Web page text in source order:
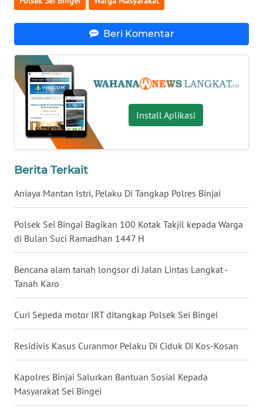
Beri Komentar
Install Aplikasi
Berita Terkait
Aniaya Mantan Istri, Pelaku Di Tangkap Polres Binjai
Polsek Sei Bingai Bagikan 100 Kotak Takjil kepada Warga
di Bulan Suci Ramadhan 1447 H
Bencana alam tanah longsor di Jalan Lintas Langkat -
Tanah Karo
Curi Sepeda motor IRT ditangkap Polsek Sei Bingei
Residivis Kasus Curanmor Pelaku Di Ciduk Di Kos-Kosan
Kapolres Binjai Salurkan Bantuan Sosial Kepada
Masyarakat Sei Bingei
WN
WN
KALSEL
WN
KALTIM
SULSEL
WN
GORONTALO
WN
SULUT
WN
MALUKU
WN
DAIRI